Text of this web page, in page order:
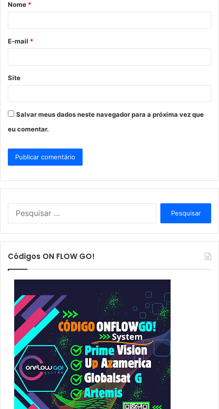
r
*
Nome *
E-mail *
Site
Salvar meus dados neste navegador para a próxima vez que
eu comentar.
q
s
a
p
o
r
:
Códigos ON FLOW GO!